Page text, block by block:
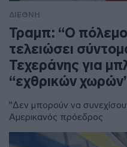
ΔΙΕΘΝΗ
Τραμπ: “Ο
τελειώσει
Τεχεράνης για
“εχθρικών
"Δεν μπορούν να
Αμερικανός πρόεδρος